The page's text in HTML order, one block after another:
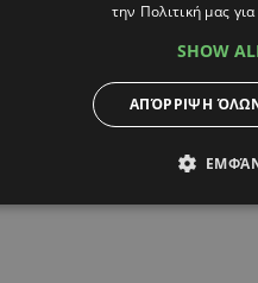
Alpha Podcasts
ΚΟΣΜΟΣ
την Πολιτική μας
SHOW
ΑΠΌΡΡΙΨΗ